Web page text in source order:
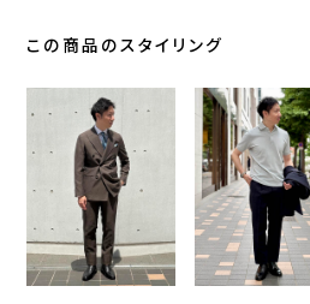
この商品のスタイリング